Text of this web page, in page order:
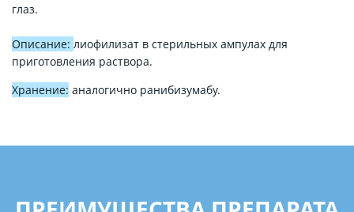
глаз.
Описание: лиофилизат в стерильных ампулах для
приготовления раствора.
Хранение: аналогично ранибизумабу.